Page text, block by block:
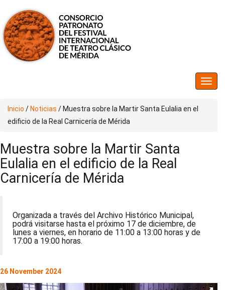
Inicio / Noticias / Muestra sobre la Martir Santa Eulalia en el
edificio de la Real Carnicería de Mérida
Muestra sobre la Martir Santa
Eulalia en el edificio de la Real
Carnicería de Mérida
Organizada a través del Archivo Histórico Municipal,
podrá visitarse hasta el próximo 17 de diciembre, de
lunes a viernes, en horario de 11:00 a 13:00 horas y de
17:00 a 19:00 horas.
26 November 2024